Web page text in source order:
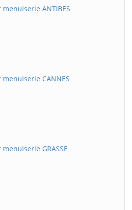
ANTIBES
CANNES
GRASSE